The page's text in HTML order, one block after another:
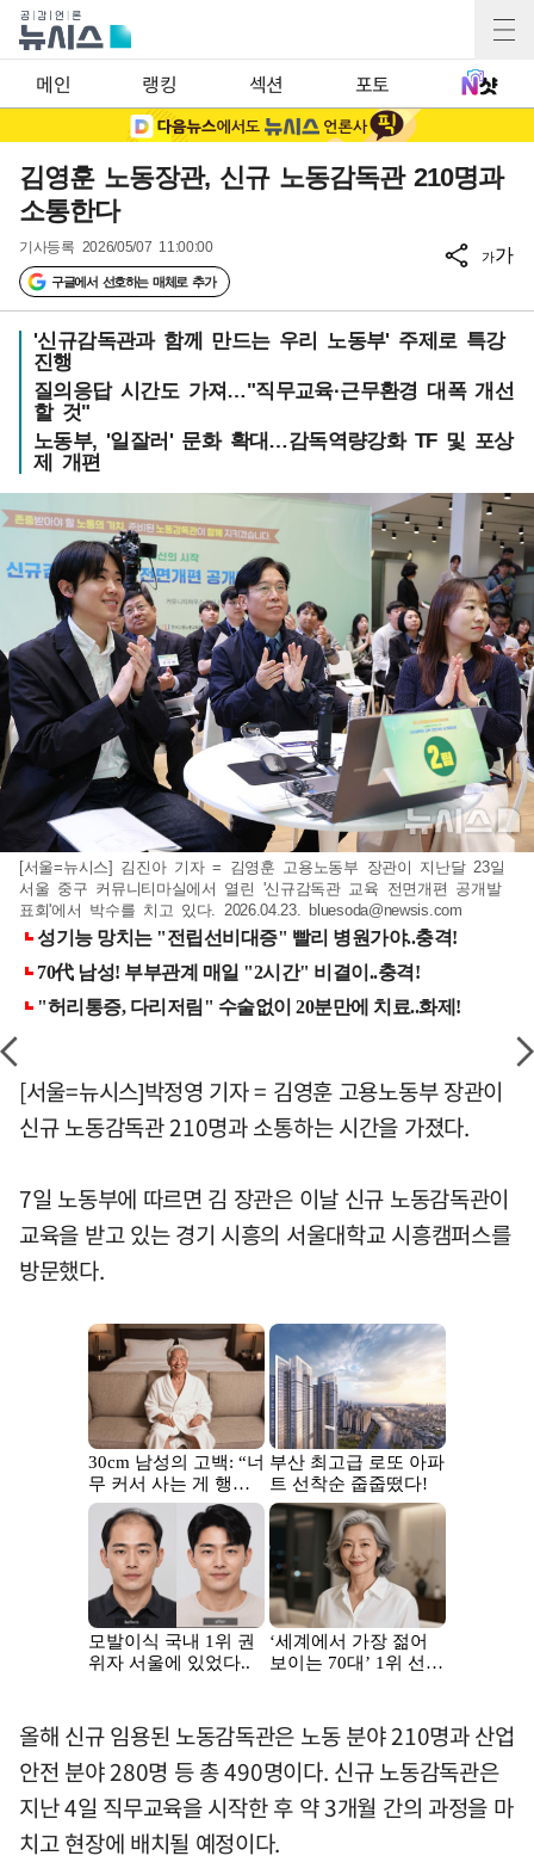
메인 랭킹 섹션 포토
김영훈 노동장관, 신규 노동감독관 210명과
소통한다
기사등록 2026/05/07 11:00:00
구글에서 선호하는 매체로 추가
가가
'신규감독관과 함께 만드는 우리 노동부' 주제로 특강
진행
질의응답 시간도 가져…"직무교육·근무환경 대폭 개선
할 것"
노동부, '일잘러' 문화 확대…감독역량강화 TF 및 포상
제 개편
[서울=뉴시스] 김진아 기자 = 김영훈 고용노동부 장관이 지난달 23일
서울 중구 커뮤니티마실에서 열린 '신규감독관 교육 전면개편 공개발
표회'에서 박수를 치고 있다. 2026.04.23. bluesoda@newsis.com
[서울=뉴시스]박정영 기자 = 김영훈 고용노동부 장관이
신규 노동감독관 210명과 소통하는 시간을 가졌다.
7일 노동부에 따르면 김 장관은 이날 신규 노동감독관이
교육을 받고 있는 경기 시흥의 서울대학교 시흥캠퍼스를
방문했다.
올해 신규 임용된 노동감독관은 노동 분야 210명과 산업
안전 분야 280명 등 총 490명이다. 신규 노동감독관은
지난 4일 직무교육을 시작한 후 약 3개월 간의 과정을 마
치고 현장에 배치될 예정이다.